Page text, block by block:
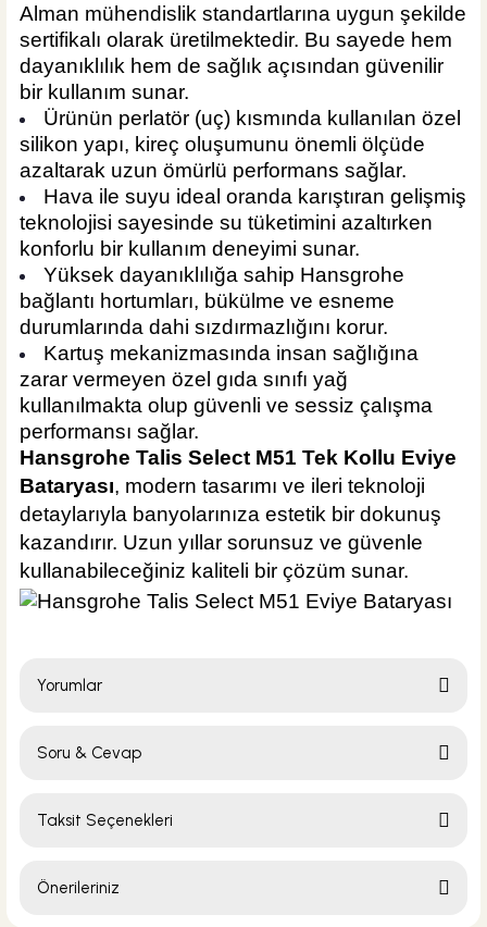
Alman mühendislik standartlarına uygun şekilde
sertifikalı olarak üretilmektedir. Bu sayede hem
dayanıklılık hem de sağlık açısından güvenilir
bir kullanım sunar.
Ürünün perlatör (uç) kısmında kullanılan özel
silikon yapı, kireç oluşumunu önemli ölçüde
azaltarak uzun ömürlü performans sağlar.
Hava ile suyu ideal oranda karıştıran gelişmiş
teknolojisi sayesinde su tüketimini azaltırken
konforlu bir kullanım deneyimi sunar.
Yüksek dayanıklılığa sahip Hansgrohe
bağlantı hortumları, bükülme ve esneme
durumlarında dahi sızdırmazlığını korur.
Kartuş mekanizmasında insan sağlığına
zarar vermeyen özel gıda sınıfı yağ
kullanılmakta olup güvenli ve sessiz çalışma
performansı sağlar.
Hansgrohe Talis Select M51 Tek Kollu Eviye
Bataryası, modern tasarımı ve ileri teknoloji
detaylarıyla banyolarınıza estetik bir dokunuş
kazandırır. Uzun yıllar sorunsuz ve güvenle
kullanabileceğiniz kaliteli bir çözüm sunar.
Yorumlar
Soru & Cevap
Taksit Seçenekleri
Önerileriniz